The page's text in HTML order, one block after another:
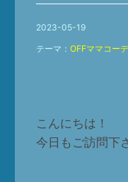
2023-05-19
テーマ： OFFママコーデ
こんにちは！
今日もご訪問下